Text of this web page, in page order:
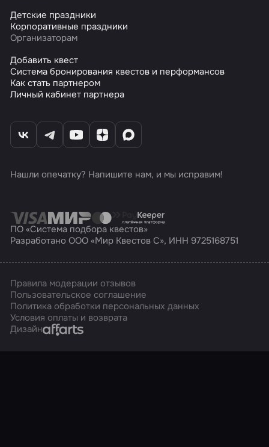
Детские праздники
Корпоративные праздники
Организаторам
Добавить квест
Система бронирования квестов и перформансов
Как стать партнером
Личный кабинет партнера
Нашли опечатку? Напишите нам, и мы исправим!
ПО «Система подбора квестов»
Разработано ООО «Мир Квестов С», ИНН 9725168751
Правила модерации отзывов
Пользовательское соглашение
Политика обработки персональных данных
Условия оплаты и возврата
ДизайнAffarts